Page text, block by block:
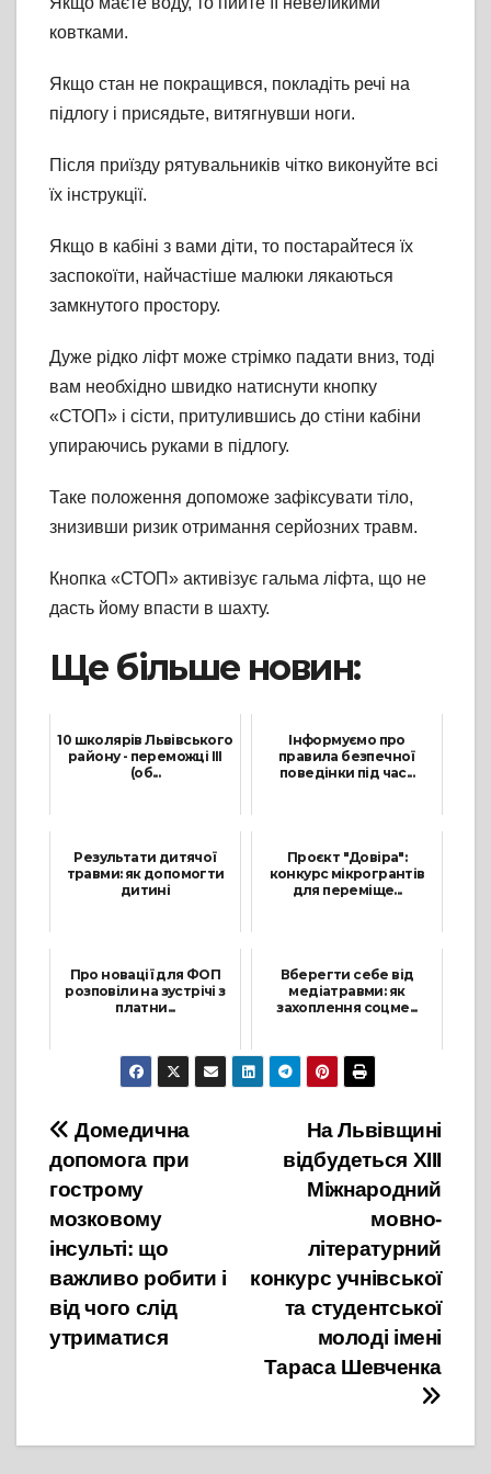
ковтками.
Якщо стан не покращився, покладіть речі на
підлогу і присядьте, витягнувши ноги.
Після приїзду рятувальників чітко виконуйте всі
їх інструкції.
Якщо в кабіні з вами діти, то постарайтеся їх
заспокоїти, найчастіше малюки лякаються
замкнутого простору.
Дуже рідко ліфт може стрімко падати вниз, тоді
вам необхідно швидко натиснути кнопку
«СТОП» і сісти, притулившись до стіни кабіни
упираючись руками в підлогу.
Таке положення допоможе зафіксувати тіло,
знизивши ризик отримання серйозних травм.
Кнопка «СТОП» активізує гальма ліфта, що не
дасть йому впасти в шахту.
Ще більше новин:
10 школярів Львівського
району - переможці ІІІ
(об...
Інформуємо про
правила безпечної
поведінки під час...
Результати дитячої
травми: як допомогти
дитині
Проєкт "Довіра":
конкурс мікрогрантів
для переміще...
Про новації для ФОП
розповіли на зустрічі з
платни...
8 Квітня, 2025
Вберегти себе від
медіатравми: як
захоплення соцме...
29 Листопада, 2023
Навігація
записів
На Львівщині
відбудеться ХІІІ
Міжнародний
мовно-
літературний
конкурс учнівської
та студентської
молоді імені
Тараса Шевченка
Домедична
допомога при
гострому
мозковому
інсульті: що
важливо робити і
від чого слід
утриматися